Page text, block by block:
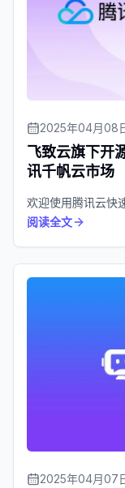
2025年04月08
飞致云旗下开
讯千帆云市场
欢迎使用腾讯云快
阅读全文
2025年04月07